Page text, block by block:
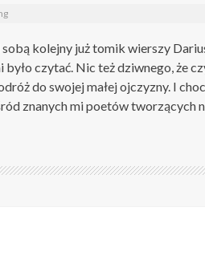
kolejny już tomik wierszy
było czytać. Nic też dziwnego, że
do swojej małej ojczyzny. I
znanych mi poetów tworzących